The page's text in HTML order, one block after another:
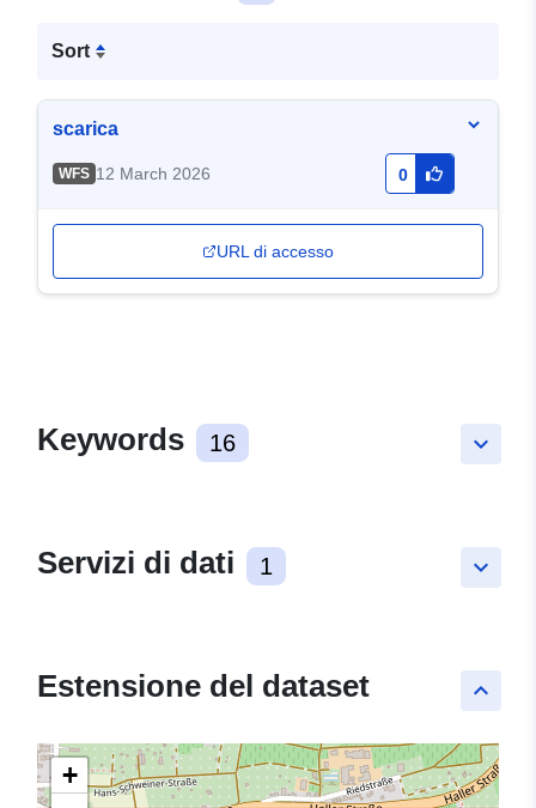
Sort
scarica
WFS 12 March 2026 0
URL di accesso
keyboard_arrow_down
Keywords 16
keyboard_arrow_down
Servizi di dati 1
keyboard_arrow_up
Estensione del dataset
+